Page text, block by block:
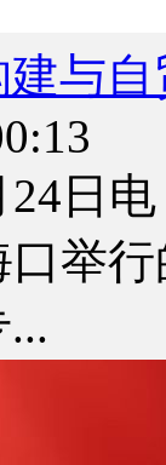
与
日
举